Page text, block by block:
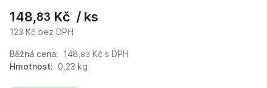
148,83 Kč / ks
123 Kč bez DPH
Běžná cena: 148, 83 Kč s DPH
Hmotnost: 0,23 kg